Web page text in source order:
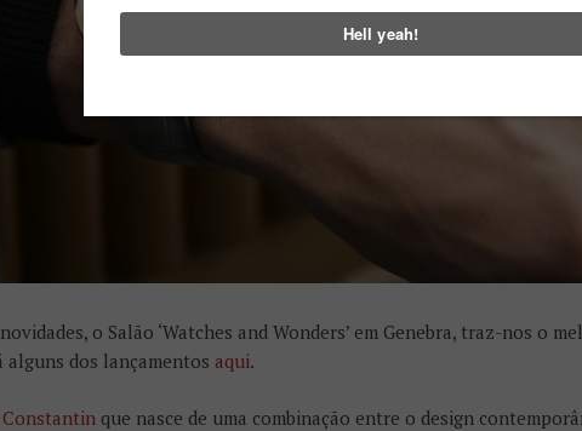
o Salão ‘Watches and Wonders’ em Genebra, traz-nos o
dos lançamentos aqui.
que nasce de uma combinação entre o design